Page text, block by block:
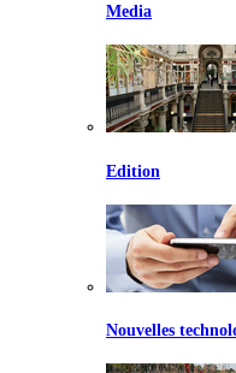
Media
Edition
Nouvelles